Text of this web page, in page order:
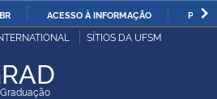
IR
O
ACESSO À INFORMAÇÃO
Pública
SÍTIOS DA UFSM